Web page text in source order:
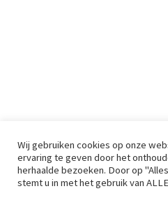
Wij gebruiken cookies op onze
ervaring te geven door het
herhaalde bezoeken. Door op
stemt u in met het gebruik van